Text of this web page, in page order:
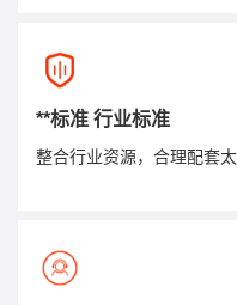
**标准 行业标准
整合行业资源，合理配套